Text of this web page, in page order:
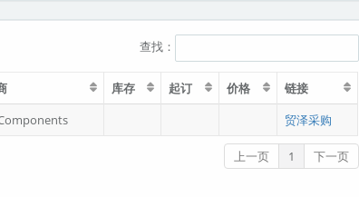
查找：
库存 起订 价格
链接
贸泽采购
上一页 1 下一页